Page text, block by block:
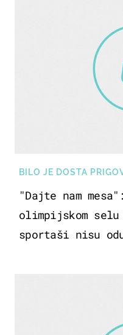
BILO JE DOSTA
"Dajte nam
olimpijskom
sportaši nisu